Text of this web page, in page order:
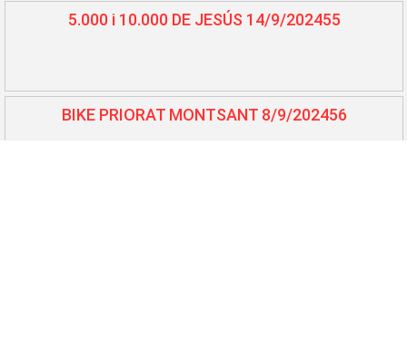
5.000 i 10.000 DE JESÚS 14/9/202455
BIKE PRIORAT MONTSANT 8/9/202456